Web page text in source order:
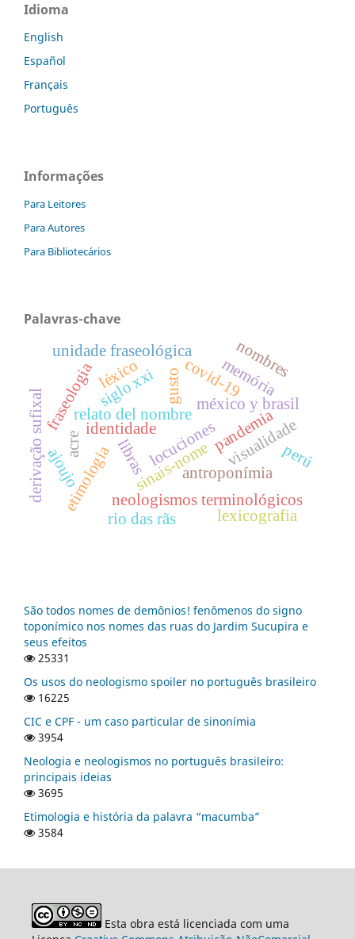
Idioma
English
Español
Français
Português
Informações
Para Leitores
Para Autores
Para Bibliotecários
Palavras-chave
antroponímia
sinais-nome
libras visualidade
identidade
relato del nombre
siglo xxi méxico y brasil
fraseologia
unidade fraseológica
derivação sufixal neologismos terminológicos
etimologia locuciones
gusto
pandemia
covid-19
ajoujo
léxico memória
rio das rãs
acre
lexicografia
nombres
perú
São todos nomes de demônios! fenômenos do signo
toponímico nos nomes das ruas do Jardim Sucupira e
seus efeitos
25331
Os usos do neologismo spoiler no português brasileiro
16225
CIC e CPF - um caso particular de sinonímia
3954
Neologia e neologismos no português brasileiro:
principais ideias
3695
Etimologia e história da palavra “macumba”
3584
Esta obra está licenciada com uma